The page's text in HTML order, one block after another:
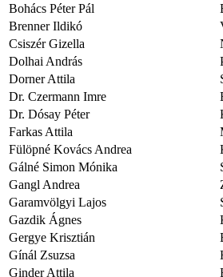
Bohács Péter Pál
Brenner Ildikó
Csiszér Gizella
Dolhai András
Dorner Attila
Dr. Czermann Imre
Dr. Dósay Péter
Farkas Attila
Fülöpné Kovács Andrea
Gálné Simon Mónika
Gangl Andrea
Garamvölgyi Lajos
Gazdik Ágnes
Gergye Krisztián
Gínál Zsuzsa
Ginder Attila